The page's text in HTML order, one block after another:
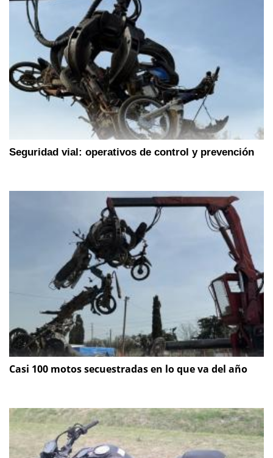
Seguridad vial: operativos de control y prevención
Casi 100 motos secuestradas en lo que va del año